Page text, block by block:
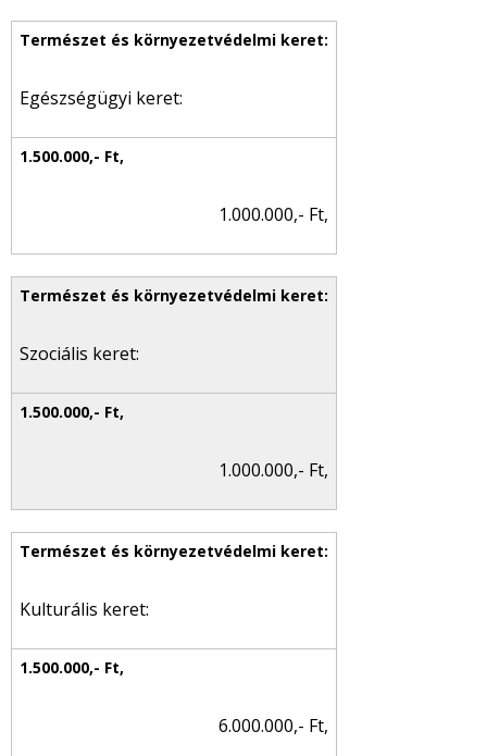
Egészségügyi keret:
1.000.000,- Ft,
Szociális keret:
1.000.000,- Ft,
Kulturális keret:
6.000.000,- Ft,